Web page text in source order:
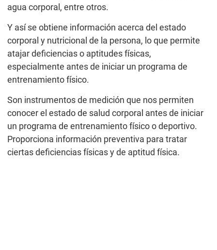
agua corporal, entre otros.
Y así se obtiene información acerca del estado
corporal y nutricional de la persona, lo que permite
atajar deficiencias o aptitudes físicas,
especialmente antes de iniciar un programa de
entrenamiento físico.
Son instrumentos de medición que nos permiten
conocer el estado de salud corporal antes de iniciar
un programa de entrenamiento físico o deportivo.
Proporciona información preventiva para tratar
ciertas deficiencias físicas y de aptitud física.